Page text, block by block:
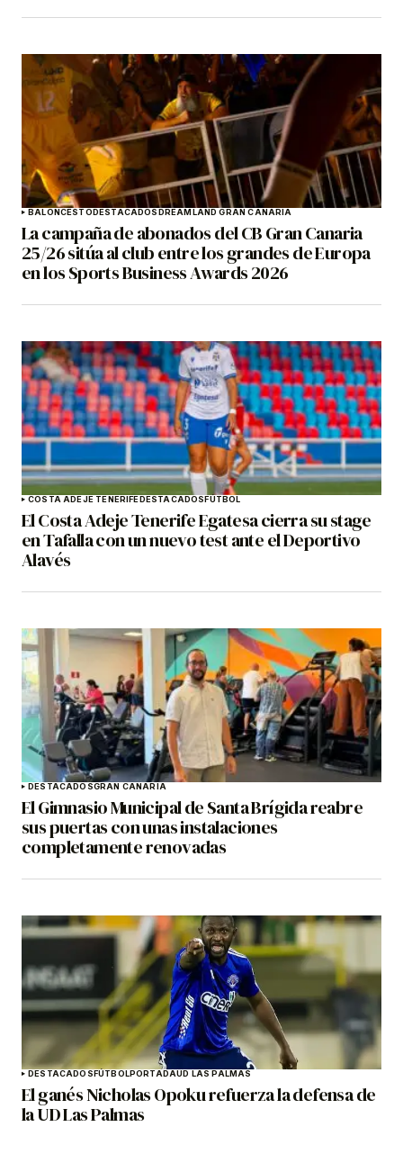
BALONCESTODESTACADOSDREAMLAND GRAN CANARIA
La campaña de abonados del CB Gran Canaria
25/26 sitúa al club entre los grandes de Europa
en los Sports Business Awards 2026
COSTA ADEJE TENERIFEDESTACADOSFÚTBOL
El Costa Adeje Tenerife Egatesa cierra su stage
en Tafalla con un nuevo test ante el Deportivo
Alavés
DESTACADOSGRAN CANARIA
El Gimnasio Municipal de Santa Brígida reabre
sus puertas con unas instalaciones
completamente renovadas
DESTACADOSFÚTBOLPORTADAUD LAS PALMAS
El ganés Nicholas Opoku refuerza la defensa de
la UD Las Palmas